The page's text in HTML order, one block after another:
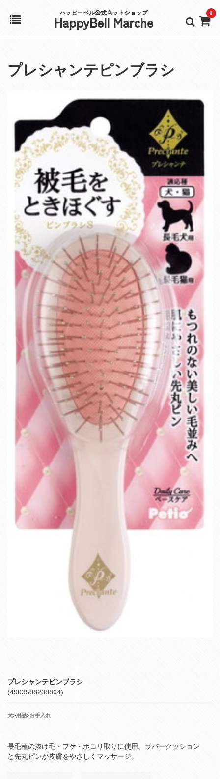
ハッピーベル公式ネットショップ
HappyBell Marche 0
アカウント
プレシャンテピンブラシ
プレシャンテピンブラシ
(4903588238864)
犬>用品>お手入れ
長毛種の抜け毛・フケ・ホコリ取りに使用。ラバークッション
と先丸ピンが皮膚をやさしくマッサージ。